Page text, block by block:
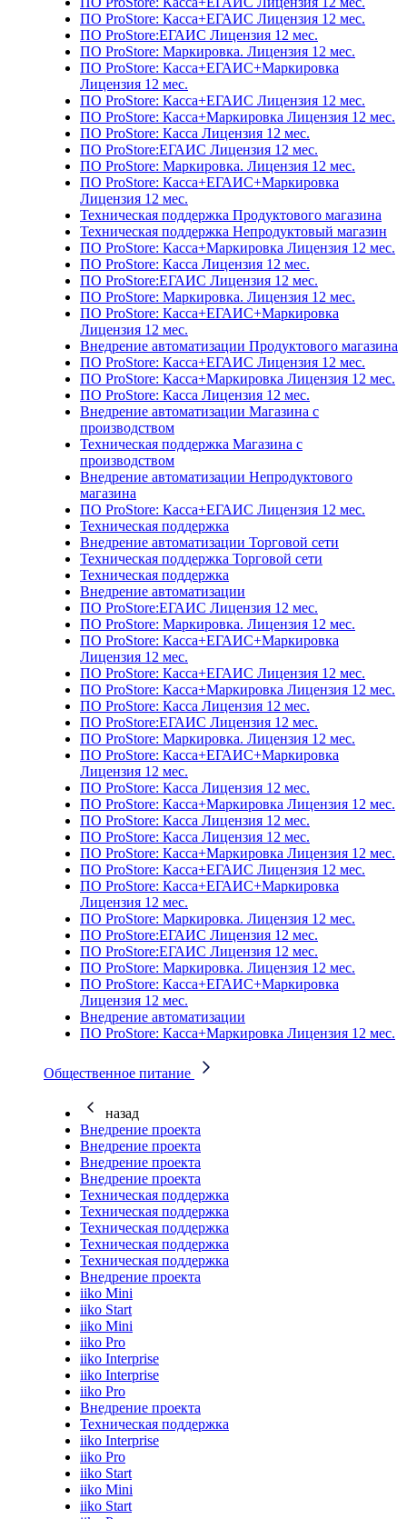
ПО ProStore: Касса+ЕГАИС Лицензия 12 мес.
ПО ProStore:ЕГАИС Лицензия 12 мес.
ПО ProStore: Маркировка. Лицензия 12 мес.
ПО ProStore: Касса+ЕГАИС+Маркировка
Лицензия 12 мес.
ПО ProStore: Касса+ЕГАИС Лицензия 12 мес.
ПО ProStore: Касса+Маркировка Лицензия 12 мес.
ПО ProStore: Касса Лицензия 12 мес.
ПО ProStore:ЕГАИС Лицензия 12 мес.
ПО ProStore: Маркировка. Лицензия 12 мес.
ПО ProStore: Касса+ЕГАИС+Маркировка
Лицензия 12 мес.
Техническая поддержка Продуктового магазина
Техническая поддержка Непродуктовый магазин
ПО ProStore: Касса+Маркировка Лицензия 12 мес.
ПО ProStore: Касса Лицензия 12 мес.
ПО ProStore:ЕГАИС Лицензия 12 мес.
ПО ProStore: Маркировка. Лицензия 12 мес.
ПО ProStore: Касса+ЕГАИС+Маркировка
Лицензия 12 мес.
Внедрение автоматизации Продуктового магазина
ПО ProStore: Касса+ЕГАИС Лицензия 12 мес.
ПО ProStore: Касса+Маркировка Лицензия 12 мес.
ПО ProStore: Касса Лицензия 12 мес.
Внедрение автоматизации Магазина с
производством
Техническая поддержка Магазина с
производством
Внедрение автоматизации Непродуктового
магазина
ПО ProStore: Касса+ЕГАИС Лицензия 12 мес.
Техническая поддержка
Внедрение автоматизации Торговой сети
Техническая поддержка Торговой сети
Техническая поддержка
Внедрение автоматизации
ПО ProStore:ЕГАИС Лицензия 12 мес.
ПО ProStore: Маркировка. Лицензия 12 мес.
ПО ProStore: Касса+ЕГАИС+Маркировка
Лицензия 12 мес.
ПО ProStore: Касса+ЕГАИС Лицензия 12 мес.
ПО ProStore: Касса+Маркировка Лицензия 12 мес.
ПО ProStore: Касса Лицензия 12 мес.
ПО ProStore:ЕГАИС Лицензия 12 мес.
ПО ProStore: Маркировка. Лицензия 12 мес.
ПО ProStore: Касса+ЕГАИС+Маркировка
Лицензия 12 мес.
ПО ProStore: Касса Лицензия 12 мес.
ПО ProStore: Касса+Маркировка Лицензия 12 мес.
ПО ProStore: Касса Лицензия 12 мес.
ПО ProStore: Касса Лицензия 12 мес.
ПО ProStore: Касса+Маркировка Лицензия 12 мес.
ПО ProStore: Касса+ЕГАИС Лицензия 12 мес.
ПО ProStore: Касса+ЕГАИС+Маркировка
Лицензия 12 мес.
ПО ProStore: Маркировка. Лицензия 12 мес.
ПО ProStore:ЕГАИС Лицензия 12 мес.
ПО ProStore:ЕГАИС Лицензия 12 мес.
ПО ProStore: Маркировка. Лицензия 12 мес.
ПО ProStore: Касса+ЕГАИС+Маркировка
Лицензия 12 мес.
Внедрение автоматизации
ПО ProStore: Касса+Маркировка Лицензия 12 мес.
Общественное питание
назад
Внедрение проекта
Внедрение проекта
Внедрение проекта
Внедрение проекта
Техническая поддержка
Техническая поддержка
Техническая поддержка
Техническая поддержка
Техническая поддержка
Внедрение проекта
iiko Mini
iiko Start
iiko Mini
iiko Pro
iiko Interprise
iiko Interprise
iiko Pro
Внедрение проекта
Техническая поддержка
iiko Interprise
iiko Pro
iiko Start
iiko Mini
iiko Start